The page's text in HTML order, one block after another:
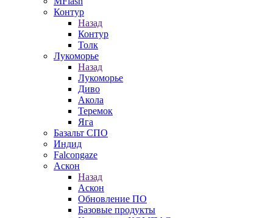
Контур
Назад
Контур
Толк
Лукоморье
Назад
Лукоморье
Диво
Акола
Теремок
Яга
Базальт СПО
Индид
Falcongaze
Аскон
Назад
Аскон
Обновление ПО
Базовые продукты